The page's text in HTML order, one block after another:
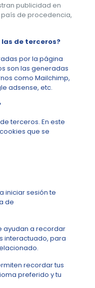
publicidad en
de procedencia,
las de terceros?
por la página
son las generadas
como Mailchimp,
adsense, etc.
terceros. En este
que se
iniciar sesión te
de
ayudan a recordar
interactuado, para
recordar tus
preferido y tu